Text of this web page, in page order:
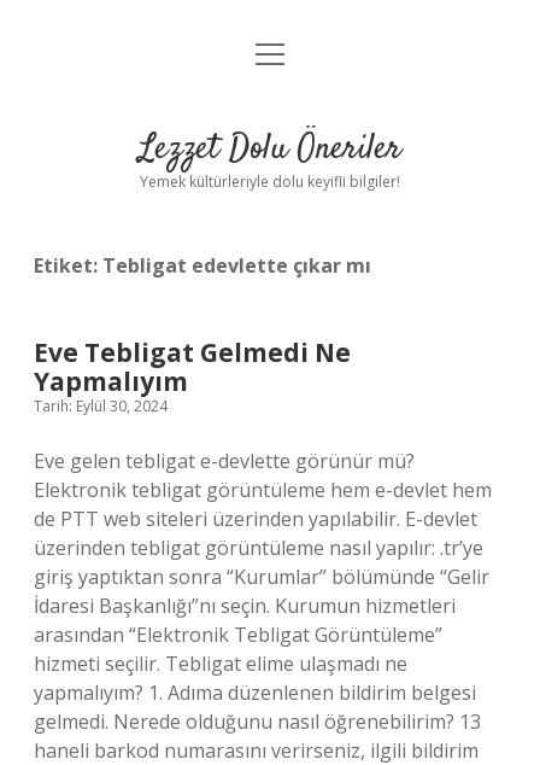
Anasayfa
Yasal Uyarı
menüyü
Lezzet Dolu Öneriler
Yemek kültürleriyle dolu keyifli bilgiler!
Etiket: Tebligat edevlette çıkar mı
Eve Tebligat Gelmedi Ne
Yapmalıyım
Tarih: Eylül 30, 2024
Eve gelen tebligat e-devlette görünür mü?
Elektronik tebligat görüntüleme hem e-devlet hem
de PTT web siteleri üzerinden yapılabilir. E-devlet
üzerinden tebligat görüntüleme nasıl yapılır: .tr’ye
giriş yaptıktan sonra “Kurumlar” bölümünde “Gelir
İdaresi Başkanlığı”nı seçin. Kurumun hizmetleri
arasından “Elektronik Tebligat Görüntüleme”
hizmeti seçilir. Tebligat elime ulaşmadı ne
yapmalıyım? 1. Adıma düzenlenen bildirim belgesi
gelmedi. Nerede olduğunu nasıl öğrenebilirim? 13
haneli barkod numarasını verirseniz, ilgili bildirim